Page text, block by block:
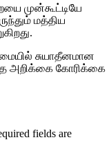
முன்கூட்டியே
மத்திய
சுயாதீனமான
அறிக்கை கோரிக்கை
fields are